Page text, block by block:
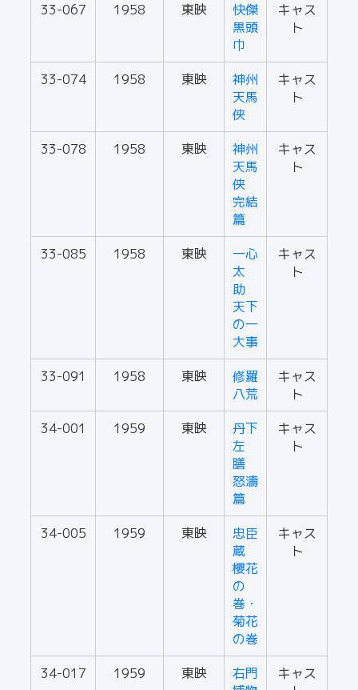
33-067
1958 東映
快傑
黒頭
巾
キャス
ト
33-074 1958 東映
神州
天馬
侠
キャス
ト
33-078 1958 東映
神州
天馬
侠
完結
篇
キャス
ト
33-085 1958 東映
一心
太
助
天下
の一
大事
キャス
ト
33-091 1958 東映
修羅
八荒
キャス
ト
34-001
1959 東映
丹下
左
膳
怒濤
篇
キャス
ト
34-005 1959 東映
忠臣
蔵
櫻花
の
巻・
菊花
の巻
キャス
ト
34-017 1959 東映
右門
キャス